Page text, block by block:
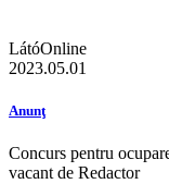
LátóOnline
2023.05.01
Anunţ
Concurs pentru
vacant de Redactor